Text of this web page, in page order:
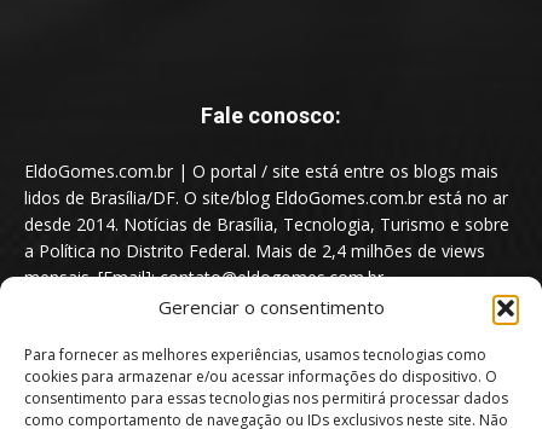
Gerenciar o consentimento
Para fornecer as melhores experiências, usamos tecnologias como
cookies para armazenar e/ou acessar informações do dispositivo. O
consentimento para essas tecnologias nos permitirá processar dados
como comportamento de navegação ou IDs exclusivos neste site. Não
Fale conosco:
EldoGomes.com.br | O portal / site está entre os blogs mais
lidos de Brasília/DF. O site/blog EldoGomes.com.br está no ar
desde 2014. Notícias de Brasília, Tecnologia, Turismo e sobre
a Política no Distrito Federal. Mais de 2,4 milhões de views
mensais. [Email]: contato@eldogomes.com.br